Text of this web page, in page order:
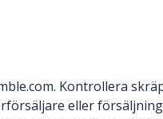
Kontrollera
eller